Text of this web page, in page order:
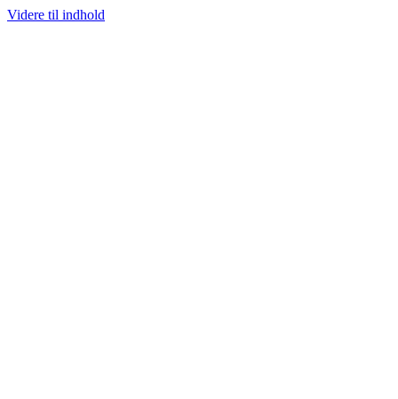
Videre til indhold